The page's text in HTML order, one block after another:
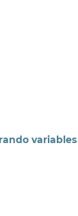
variables